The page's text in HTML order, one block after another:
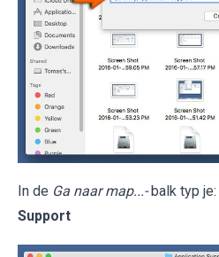
In de Ga naar map...- balk typ je:
Support